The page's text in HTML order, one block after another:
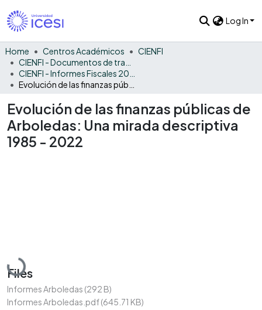
Log In
Home Centros Académicos
CIENFI
Evolución de las finanzas públicas de
Arboledas: Una mirada descriptiva
1985 - 2022
Loading...
Files
Informes Arboledas (292 B)
Informes Arboledas.pdf(645.71 KB)